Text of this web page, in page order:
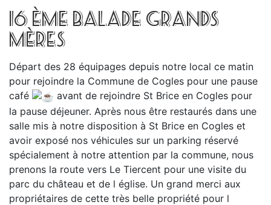
16 ÈME BALADE GRANDS
MÈRES
Départ des 28 équipages depuis notre local ce matin
pour rejoindre la Commune de Cogles pour une pause
café
avant de rejoindre St Brice en Cogles pour
la pause déjeuner. Après nous être restaurés dans une
salle mis à notre disposition à St Brice en Cogles et
avoir exposé nos véhicules sur un parking réservé
spécialement à notre attention par la commune, nous
prenons la route vers Le Tiercent pour une visite du
parc du château et de l église. Un grand merci aux
propriétaires de cette très belle propriété pour l